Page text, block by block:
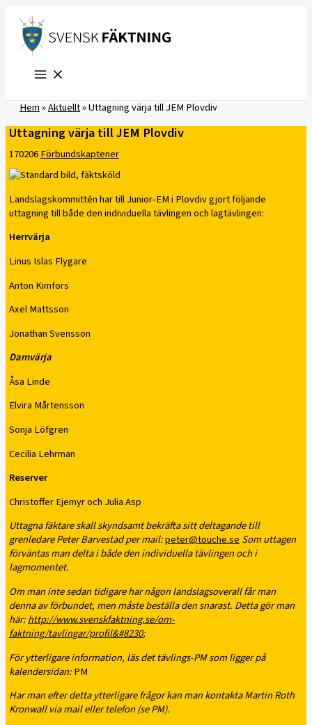
innehåll
Hem»Aktuellt»Uttagning värja till JEM Plovdiv
Uttagning värja till JEM Plovdiv
170206Förbundskaptener
Landslagskommittén har till Junior-EM i Plovdiv gjort följande
uttagning till både den individuella tävlingen och lagtävlingen:
Herrvärja
Linus Islas Flygare
Anton Kimfors
Axel Mattsson
Jonathan Svensson
Damvärja
Åsa Linde
Elvira Mårtensson
Sonja Löfgren
Cecilia Lehrman
Reserver
Christoffer Ejemyr och Julia Asp
Uttagna fäktare skall skyndsamt bekräfta sitt deltagande till
grenledare Peter Barvestad per mail:peter@touche.seSom uttagen
förväntas man delta i både den individuella tävlingen och i
lagmomentet.
Om man inte sedan tidigare har någon landslagsoverall får man
denna av förbundet, men måste beställa den snarast. Detta gör man
här:http://www.svenskfaktning.se/om-
faktning/tavlingar/profil&#8230;
För ytterligare information, läs det tävlings-PM som ligger på
kalendersidan:PM
Har man efter detta ytterligare frågor kan man kontakta Martin Roth
Kronwall via mail eller telefon (se PM).